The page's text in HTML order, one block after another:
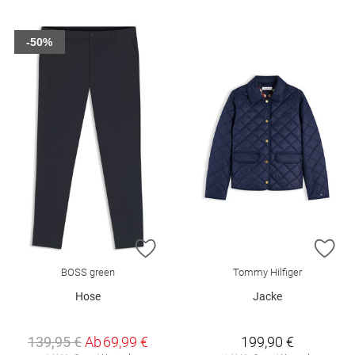
ZUR WUNSCHLISTE HINZUFÜGEN
BOSS green
Hose
139,95 €Ab69,99 €
-50%
Tommy Hilfiger
Jacke
199,90 €